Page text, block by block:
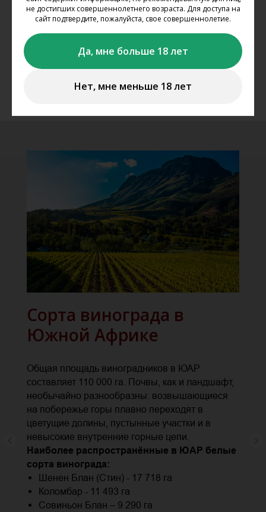
не достигших совершеннолетнего возраста. Для доступа на
сайт подтвердите, пожалуйста, свое совершеннолетие.
Да, мне больше 18 лет
Нет, мне меньше 18 лет
нотами тропических фруктов и белых цветов.
Вкус: чистый, свежий, с гладкой текстурой,
фруктово-минеральными оттенками и легкой
кислинкой в сухом послевкусии.
Гастрономия:прекрасно оттенит вкус
морепродуктов, душистых сыров и карри из цыпленка.
Сорта винограда в
Южной Африке
Общая площадь виноградников в ЮАР
составляет 110 000 га. Почвы, как и ландшафт,
необычайно разнообразны: возвышающиеся
на побережье горы плавно переходят в
цветущие долины, пустынные участки и в
невысокие внутренние горные цепи.
Наиболее распространённые в ЮАР белые
сорта винограда:
Шенен Блан (Стин) - 17 718 га
Коломбар - 11 493 га
Совиньон Блан – 9 290 га